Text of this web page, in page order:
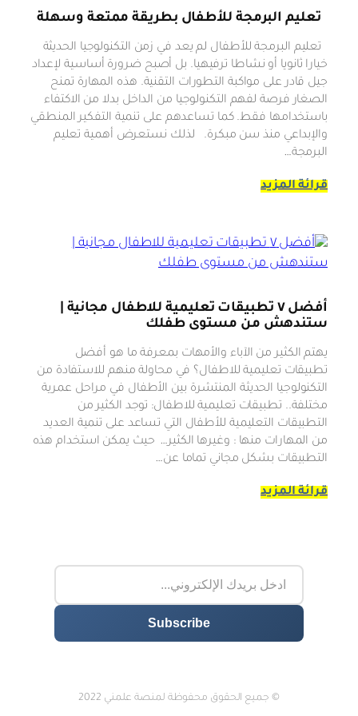
تعليم البرمجة للأطفال بطريقة ممتعة وسهلة
تعليم البرمجة للأطفال لم يعد في زمن التكنولوجيا الحديثة
خيارا ثانويا أو نشاطا ترفيهيا. بل أصبح ضرورة أساسية لإعداد
جيل قادر على مواكبة التطورات التقنية. هذه المهارة تمنح
الصغار فرصة لفهم التكنولوجيا من الداخل بدلا من الاكتفاء
باستخدامها فقط. كما تساعدهم على تنمية التفكير المنطقي
والإبداعي منذ سن مبكرة. لذلك نستعرض أهمية تعليم
البرمجة…
قرائة المزيد
أفضل ٧ تطبيقات تعليمية للاطفال مجانية |
ستندهش من مستوى طفلك
يهتم الكثير من الآباء والأمهات بمعرفة ما هو أفضل
تطبيقات تعليمية للاطفال؟ في محاولة منهم للاستفادة من
التكنولوجيا الحديثة المنتشرة بين الأطفال في مراحل عمرية
مختلفة.. تطبيقات تعليمية للاطفال: توجد الكثير من
التطبيقات التعليمية للأطفال التي تساعد على تنمية العديد
من المهارات منها : وغيرها الكثير… حيث يمكن استخدام هذه
التطبيقات بشكل مجاني تماما عن…
قرائة المزيد
© جميع الحقوق محفوظة لمنصة علمني 2022